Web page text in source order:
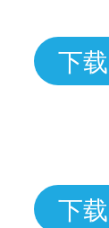
下载
下载